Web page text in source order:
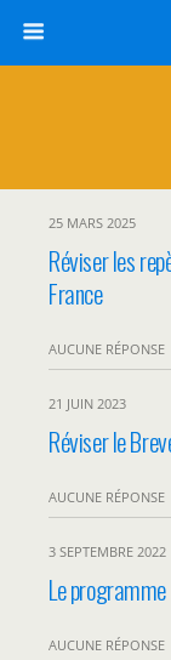
25 MARS 2025
Réviser les
France
AUCUNE RÉPONSE
21 JUIN 2023
Réviser le
AUCUNE RÉPONSE
3 SEPTEMBRE 2022
Le programme
AUCUNE RÉPONSE